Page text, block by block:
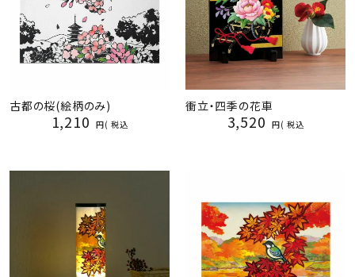
古都の桜(絵柄のみ)
1,210 税込
衝立・四季の花車
3,520 税込